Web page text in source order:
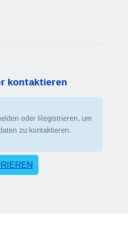
kontaktieren
oder Registrieren, um
zu kontaktieren.